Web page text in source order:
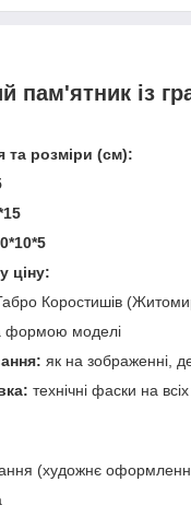
пам'ятник із
та розміри (см):
ціну:
Коростишів
формою моделі
як на зображенні,
технічні фаски на
(художнє